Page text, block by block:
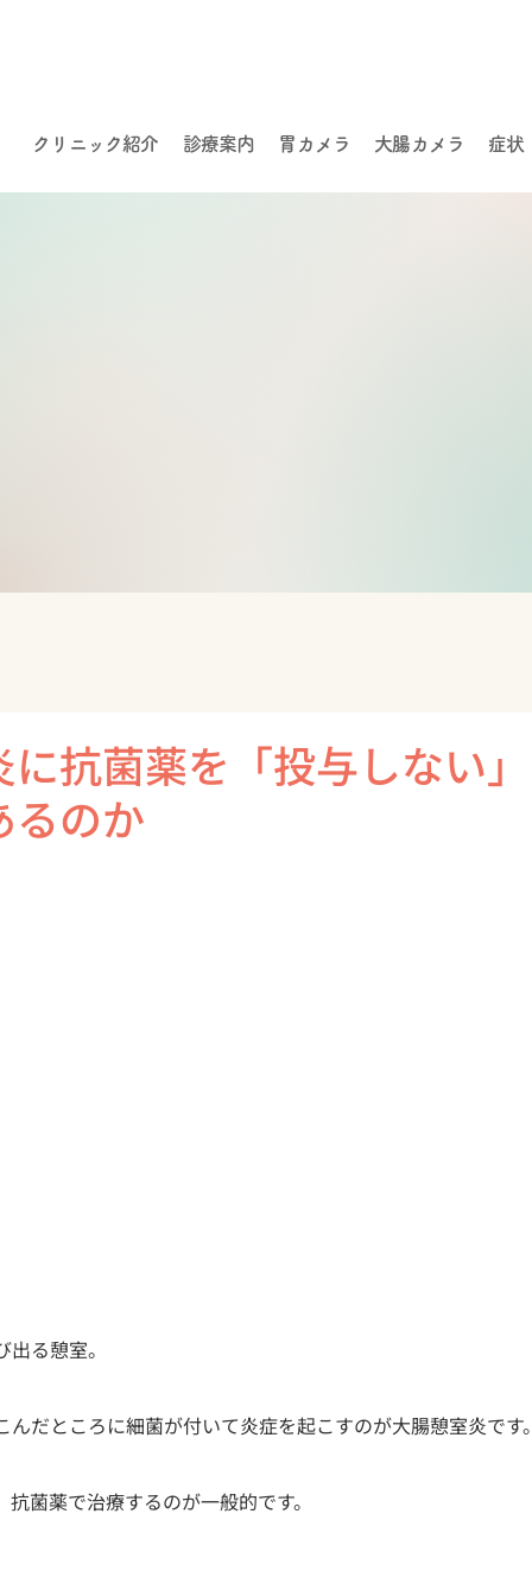
クリニック紹介 診療案内 胃カメラ 大腸カメラ 症状
に抗菌薬を「投与しない
るのか
る憩室。
んだところに細菌が付いて炎症を起こすのが大腸憩室炎です
菌薬で治療するのが一般的です。